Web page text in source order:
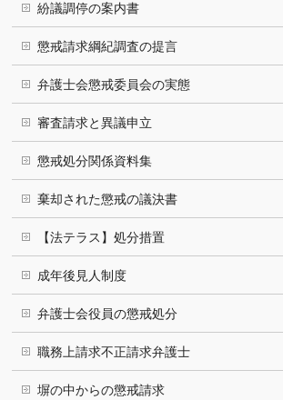
紛議調停の案内書
懲戒請求綱紀調査の提言
弁護士会懲戒委員会の実態
審査請求と異議申立
懲戒処分関係資料集
棄却された懲戒の議決書
【法テラス】処分措置
成年後見人制度
弁護士会役員の懲戒処分
職務上請求不正請求弁護士
塀の中からの懲戒請求